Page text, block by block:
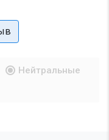
Нейтральные